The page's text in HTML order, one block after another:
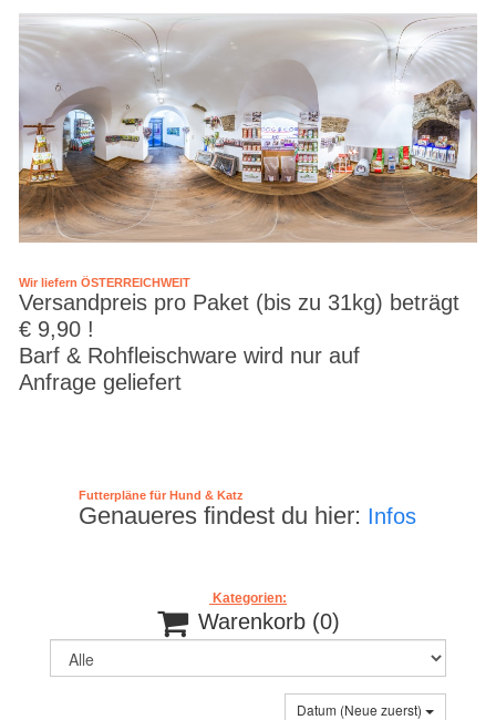
Wir liefern ÖSTERREICHWEIT
Versandpreis pro Paket (bis zu 31kg) beträgt
€ 9,90 !
Barf & Rohfleischware wird nur auf
Anfrage geliefert
Futterpläne für Hund & Katz
Genaueres findest du hier: Infos
Kategorien:
 Warenkorb (0)
Datum (Neue zuerst)